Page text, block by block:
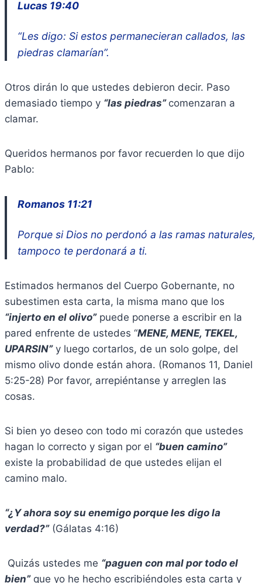
Lucas 19:40
“Les digo: Si estos permanecieran callados, las
piedras clamarían”.
Otros dirán lo que ustedes debieron decir. Paso
demasiado tiempo y “las piedras” comenzaran a
clamar.
Queridos hermanos por favor recuerden lo que dijo
Pablo:
Romanos 11:21
Porque si Dios no perdonó a las ramas naturales,
tampoco te perdonará a ti.
Estimados hermanos del Cuerpo Gobernante, no
subestimen esta carta, la misma mano que los
“injerto en el olivo”puede ponerse a escribir en la
pared enfrente de ustedes “MENE, MENE, TEKEL,
UPARSIN”y luego cortarlos, de un solo golpe, del
mismo olivo donde están ahora. (Romanos 11, Daniel
5:25-28) Por favor, arrepiéntanse y arreglen las
cosas.
Si bien yo deseo con todo mi corazón que ustedes
hagan lo correcto y sigan por el “buen camino”
existe la probabilidad de que ustedes elijan el
camino malo.
“¿Y ahora soy su enemigo porque les digo la
verdad?”(Gálatas 4:16)
Quizás ustedes me “paguen con mal por todo el
bien”que yo he hecho escribiéndoles esta carta y